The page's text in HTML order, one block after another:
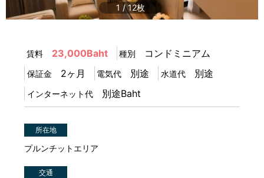
1 /12
賃料 23,000Baht 種別 コンドミニアム
保証金 2ヶ月 電気代 別途 水道代 別途
インターネット代 別途Baht
所在地
プルンチットエリア
交通